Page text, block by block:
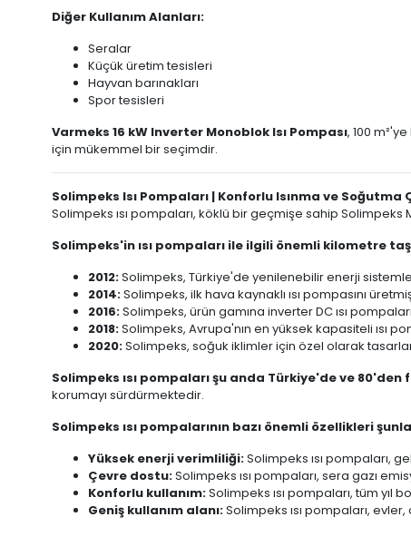
Diğer Kullanım Alanları:
Seralar
Küçük üretim tesisleri
Hayvan barınakları
Spor tesisleri
Varmeks 16 kW Inverter Monoblok Isı Pompası, 100
için mükemmel bir seçimdir.
Solimpeks Isı Pompaları | Konforlu Isınma ve Soğutma
Solimpeks ısı pompaları, köklü bir geçmişe sahip Solimpeks
Solimpeks'in ısı pompaları ile ilgili önemli kilometre
2012:Solimpeks, Türkiye'de yenilenebilir enerji
2014:Solimpeks, ilk hava kaynaklı ısı pompasını
2016:Solimpeks, ürün gamına inverter DC ısı
2018:Solimpeks, Avrupa'nın en yüksek kapasiteli ısı
2020:Solimpeks, soğuk iklimler için özel olarak
Solimpeks ısı pompaları şu anda Türkiye'de ve
korumayı sürdürmektedir.
Solimpeks ısı pompalarının bazı önemli özellikleri
Yüksek enerji verimliliği:Solimpeks ısı pompaları,
Çevre dostu:Solimpeks ısı pompaları, sera gazı
Konforlu kullanım:Solimpeks ısı pompaları, tüm
Geniş kullanım alanı:Solimpeks ısı pompaları,